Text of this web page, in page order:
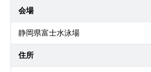
会場
静岡県富士水泳場
住所